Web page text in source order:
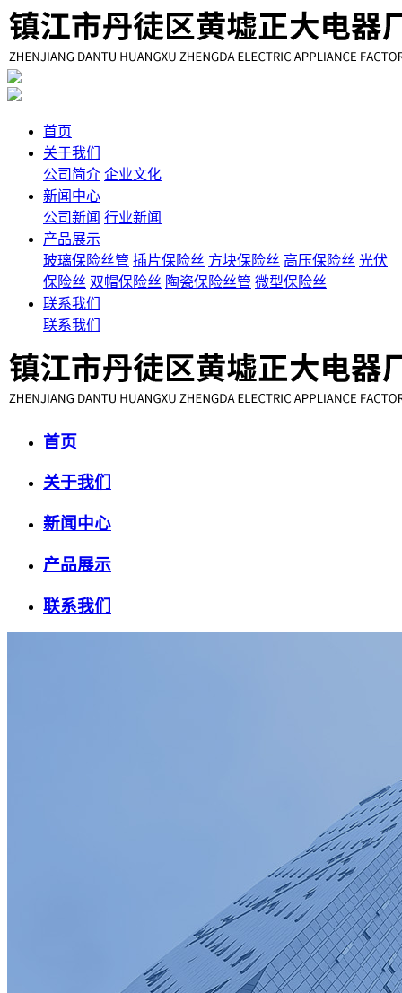
首页
关于我们
公司简介 企业文化
新闻中心
公司新闻 行业新闻
产品展示
玻璃保险丝管 插片保险丝 方块保险丝 高压保险丝 光伏
保险丝 双帽保险丝 陶瓷保险丝管 微型保险丝
联系我们
联系我们
首页
关于我们
新闻中心
产品展示
联系我们